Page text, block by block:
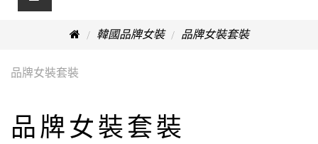
韓國品牌女裝 品牌女裝套裝
品牌女裝套裝
品牌女裝套裝